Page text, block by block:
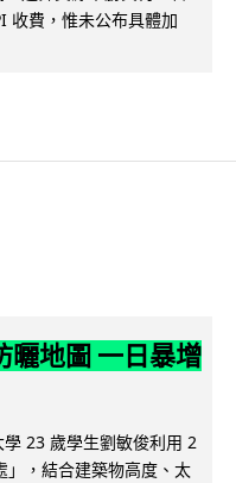
收費，惟未公布具體加
曬地圖 一日暴增
學 23 歲學生劉敏俊利用 2
，結合建築物高度、太